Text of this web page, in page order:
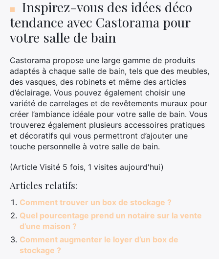
Inspirez-vous des idées déco
tendance avec Castorama pour
votre salle de bain
Castorama propose une large gamme de produits
adaptés à chaque salle de bain, tels que des meubles,
des vasques, des robinets et même des articles
d’éclairage. Vous pouvez également choisir une
variété de carrelages et de revêtements muraux pour
créer l’ambiance idéale pour votre salle de bain. Vous
trouverez également plusieurs accessoires pratiques
et décoratifs qui vous permettront d’ajouter une
touche personnelle à votre salle de bain.
(Article Visité 5 fois, 1 visites aujourd'hui)
Articles relatifs:
Comment trouver un box de stockage ?
Quel pourcentage prend un notaire sur la vente
d’une maison ?
Comment augmenter le loyer d’un box de
stockage ?